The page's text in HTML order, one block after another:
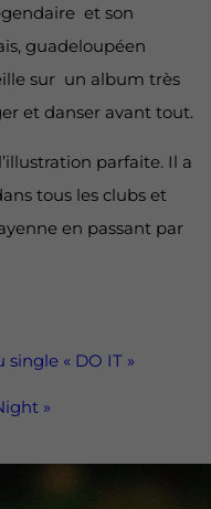
et son
guadeloupéen
sur un album très
et danser avant tout.
parfaite. Il a
tous les clubs et
en passant par
single « DO IT »
»